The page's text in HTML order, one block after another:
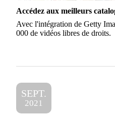
Accédez aux meilleurs
Avec l'intégration de Getty
000 de vidéos libres de droits.
SEPT.
2021